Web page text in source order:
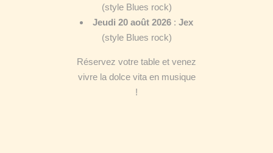
(style Blues rock)
Jeudi 20 août 2026 : Jex
(style Blues rock)
Réservez votre table et venez
vivre la dolce vita en musique
!